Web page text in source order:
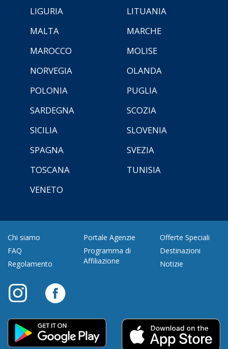
LIGURIA
LITUANIA
MALTA
MARCHE
MAROCCO
MOLISE
NORVEGIA
OLANDA
POLONIA
PUGLIA
SARDEGNA
SCOZIA
SICILIA
SLOVENIA
SPAGNA
SVEZIA
TOSCANA
TUNISIA
VENETO
Chi siamo
FAQ
Regolamento
Portale Agenzie
Programma di
Affiliazione
Offerte Speciali
Destinazioni
Notizie